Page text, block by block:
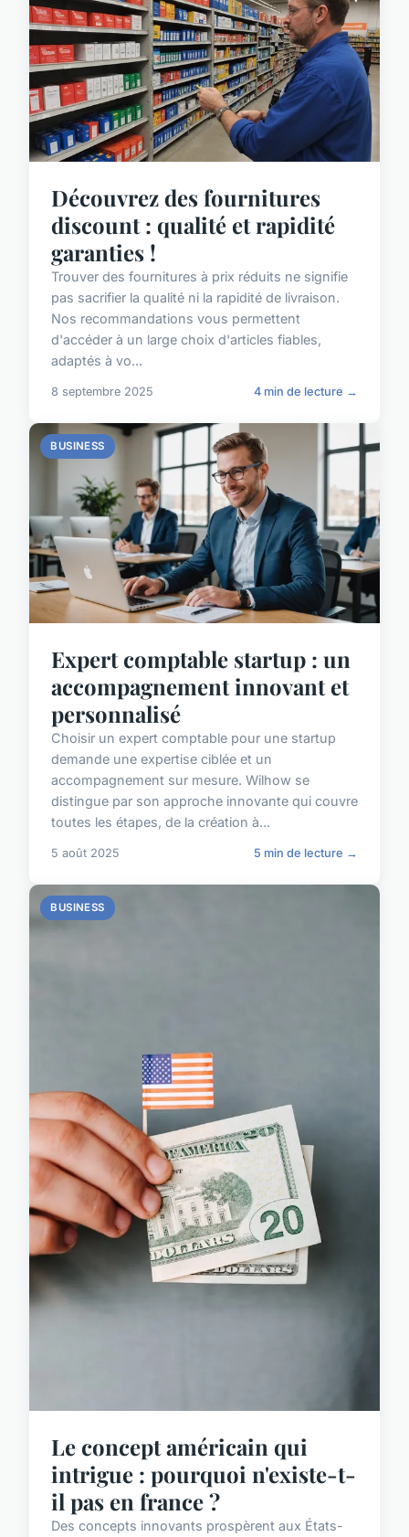
Découvrez des fournitures
discount : qualité et rapidité
garanties !
Trouver des fournitures à prix réduits ne signifie
pas sacrifier la qualité ni la rapidité de livraison.
Nos recommandations vous permettent
d'accéder à un large choix d'articles fiables,
adaptés à vo...
8 septembre 2025 4 min de lecture →
BUSINESS
Expert comptable startup : un
accompagnement innovant et
personnalisé
Choisir un expert comptable pour une startup
demande une expertise ciblée et un
accompagnement sur mesure. Wilhow se
distingue par son approche innovante qui couvre
toutes les étapes, de la création à...
5 août 2025 5 min de lecture →
BUSINESS
Le concept américain qui
intrigue : pourquoi n'existe-t-
il pas en france ?
Des concepts innovants prospèrent aux États-